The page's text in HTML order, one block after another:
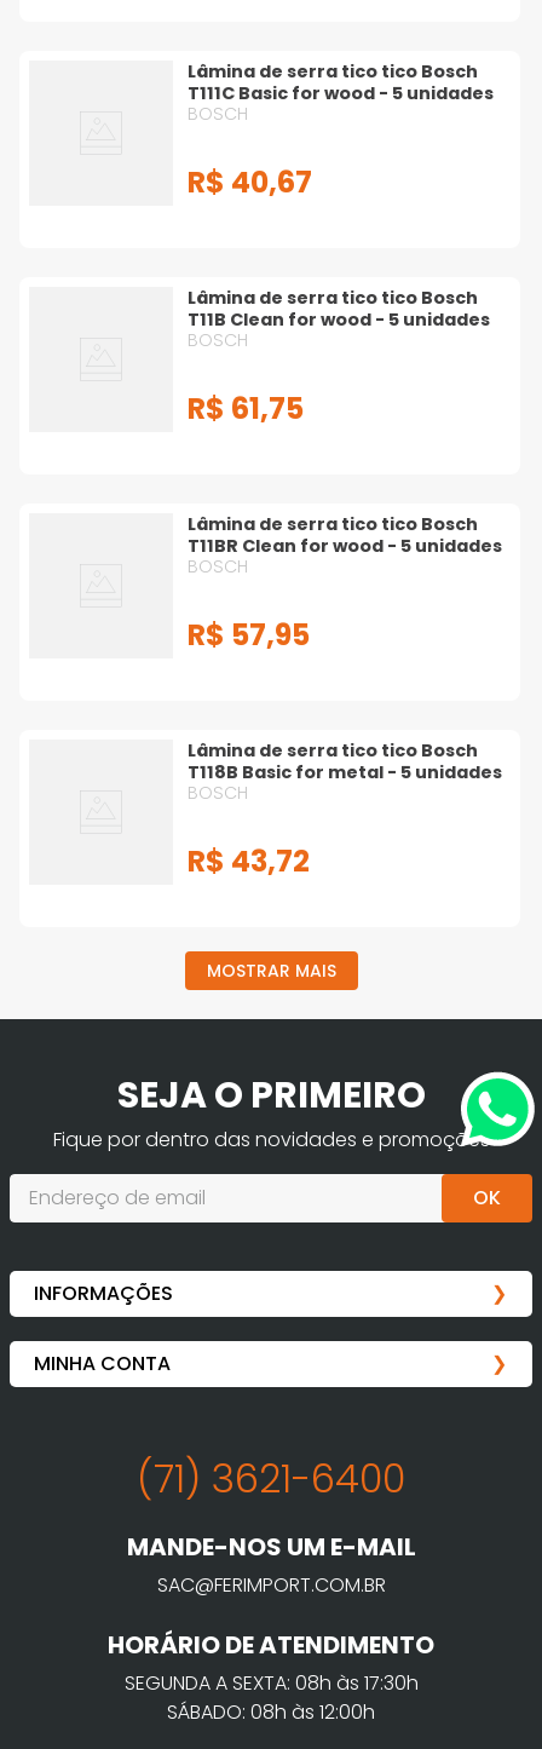
Lâmina de serra tico tico Bosch
T111C Basic for wood - 5 unidades
BOSCH
R$ 40,67
Lâmina de serra tico tico Bosch
T11B Clean for wood - 5 unidades
BOSCH
R$ 61,75
Lâmina de serra tico tico Bosch
T11BR Clean for wood - 5 unidades
BOSCH
R$ 57,95
Lâmina de serra tico tico Bosch
T118B Basic for metal - 5 unidades
BOSCH
R$ 43,72
MOSTRAR MAIS
SEJA O PRIMEIRO
Fique por dentro das novidades e promoções
OK
(71) 3621-6400
MANDE-NOS UM E-MAIL
SAC@FERIMPORT.COM.BR
HORÁRIO DE ATENDIMENTO
SEGUNDA A SEXTA: 08h às 17:30h
SÁBADO: 08h às 12:00h